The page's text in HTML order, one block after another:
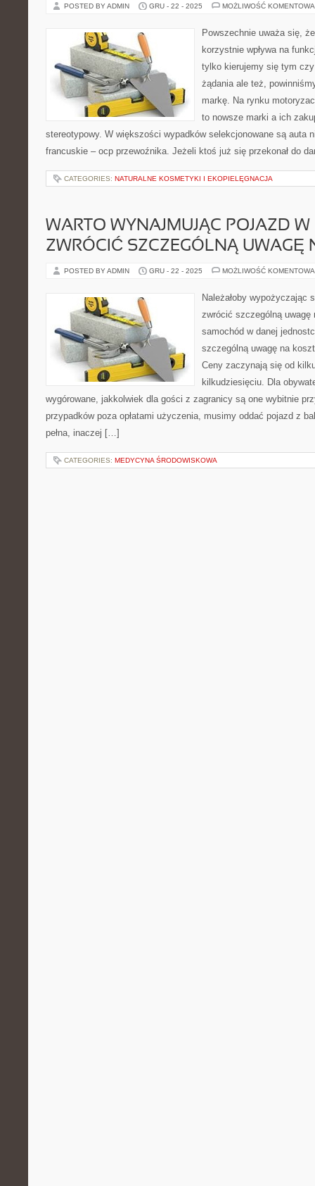
POSTED BY ADMIN GRU - 22 - 2025 MOŻLIWOŚĆ
Powszechnie uważa się,
korzystnie wpływa na
tylko kierujemy się tym
żądania ale też,
markę. Na rynku
to nowsze marki a ich
stereotypowy. W większości wypadków selekcjonowane są auta
francuskie – ocp przewoźnika. Jeżeli ktoś już się przekonał do
CATEGORIES: NATURALNE KOSMETYKI I EKOPIELĘGNACJA
WARTO WYNAJMUJĄC POJAZD W
ZWRÓCIĆ SZCZEGÓLNĄ UWAGĘ
POSTED BY ADMIN GRU - 22 - 2025 MOŻLIWOŚĆ
Należałoby wypożyczając
zwrócić szczególną
samochód w danej
szczególną uwagę na
Ceny zaczynają się od
kilkudziesięciu. Dla
wygórowane, jakkolwiek dla gości z zagranicy są one wybitnie
przypadków poza opłatami użyczenia, musimy oddać pojazd z
pełna, inaczej […]
CATEGORIES: MEDYCYNA ŚRODOWISKOWA